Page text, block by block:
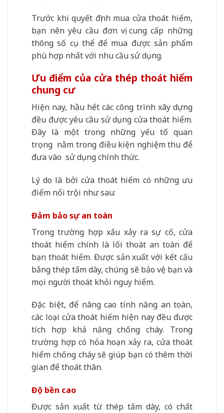
Trước khi quyết định mua cửa thoát hiểm,
bạn nên yêu cầu đơn vị cung cấp những
thông số cụ thể để mua được sản phẩm
phù hợp nhất với nhu cầu sử dụng.
Ưu điểm của cửa thép thoát hiểm
chung cư
Hiện nay, hầu hết các công trình xây dựng
đều được yêu cầu sử dụng cửa thoát hiểm.
Đây là một trong những yếu tố quan
trọng nằm trong điều kiện nghiệm thu để
đưa vào sử dụng chính thức.
Lý do là bởi cửa thoát hiểm có những ưu
điểm nổi trội như sau:
Đảm bảo sự an toàn
Trong trường hợp xấu xảy ra sự cố, cửa
thoát hiểm chính là lối thoát an toàn để
bạn thoát hiểm. Được sản xuất với kết cấu
bằng thép tấm dày, chúng sẽ bảo vệ bạn và
mọi người thoát khỏi nguy hiểm.
Đặc biệt, để nâng cao tính năng an toàn,
các loại cửa thoát hiểm hiện nay đều được
tích hợp khả năng chống cháy. Trong
trường hợp có hỏa hoạn xảy ra, cửa thoát
hiểm chống cháy sẽ giúp bạn có thêm thời
gian để thoát thân.
Độ bền cao
Được sản xuất từ thép tấm dày, có chất